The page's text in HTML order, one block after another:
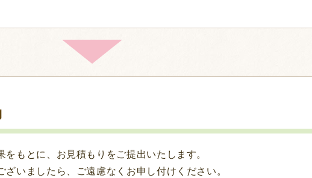
もとに、お見積もりをご提出いたします。
いましたら、ご遠慮なくお申し付けください。